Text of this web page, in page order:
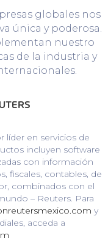
globales nos
única y poderosa.
nuestro
de la industria y
líder en servicios de
incluyen software
con información
fiscales, contables, de
combinados con el
– Reuters. Para
y
acceda a